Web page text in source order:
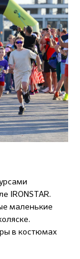
IRONSTAR.
маленькие
в костюмах